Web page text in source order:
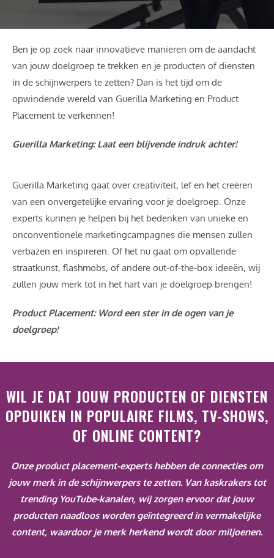
Ben je op zoek naar innovatieve manieren om de aandacht
van jouw doelgroep te trekken en je producten of diensten
in de schijnwerpers te zetten? Dan is het tijd om de
opwindende wereld van Guerilla Marketing en Product
Placement te verkennen!
Guerilla Marketing: Laat een blijvende indruk achter!
Guerilla Marketing gaat over creativiteit, lef en het creëren
van een onvergetelijke ervaring voor je doelgroep. Onze
experts kunnen je helpen bij het bedenken van unieke en
onconventionele marketingcampagnes die mensen zullen
verbazen en inspireren. Of het nu gaat om opvallende
straatkunst, flashmobs, of andere out-of-the-box ideeën, wij
zullen jouw merk tot in het hart van je doelgroep brengen!
Product Placement: Word een ster in de ogen van je
doelgroep!
WIL JE DAT JOUW PRODUCTEN OF DIENSTEN
OPDUIKEN IN POPULAIRE FILMS, TV-SHOWS,
OF ONLINE CONTENT?
Onze product placement-experts hebben de connecties om
jouw merk in de schijnwerpers te zetten. Van kaskrakers tot
trending YouTube-kanalen, wij zorgen ervoor dat jouw
producten naadloos worden geïntegreerd in vermakelijke
content, waardoor je merk herkend wordt door miljoenen.